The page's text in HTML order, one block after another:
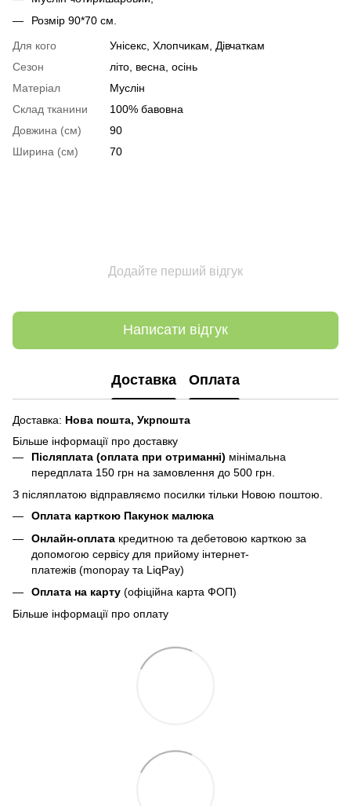
Розмір 90*70 см.
Для кого
Унісекс, Хлопчикам, Дівчаткам
Сезон
літо, весна, осінь
Матеріал
Муслін
Склад тканини
100% бавовна
Довжина (см)
90
Ширина (см)
70
Додайте перший відгук
Написати відгук
Доставка Оплата
Доставка: Нова пошта, Укрпошта
Більше інформації про доставку
Післяплата (оплата при отриманні) мінімальна
передплата 150 грн на замовлення до 500 грн.
З післяплатою відправляємо посилки тільки Новою поштою.
Оплата карткою Пакунок малюка
Онлайн-оплата кредитною та дебетовою карткою за
допомогою сервісу для прийому інтернет-
платежів (monopay та LiqPay)
Оплата на карту (офіційна карта ФОП)
Більше інформації про оплату